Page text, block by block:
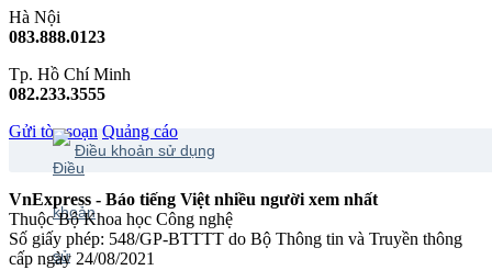
Hà Nội
083.888.0123
Tp. Hồ Chí Minh
082.233.3555
Gửi tòa soạn Quảng cáo
Điều khoản sử dụng
VnExpress - Báo tiếng Việt nhiều người xem nhất
Thuộc Bộ Khoa học Công nghệ
Số giấy phép: 548/GP-BTTTT do Bộ Thông tin và Truyền thông
cấp ngày 24/08/2021